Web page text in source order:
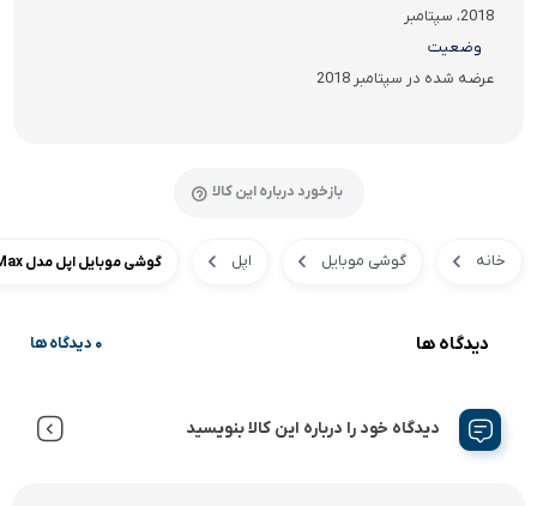
2018، سپتامبر
وضعیت
عرضه شده در سپتامبر 2018
بازخورد درباره این کالا
خانه گوشی موبایل اپل گوشی موبایل اپل مدل XS Max ظرفیت ۲۵۶ گیگابایت
دیدگاه ها 0 دیدگاه ها
دیدگاه خود را درباره این کالا بنویسید